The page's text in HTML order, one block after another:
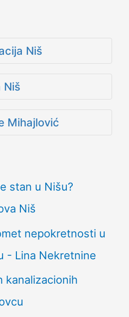
Niš
Niš
Mihajlović
stan u Nišu?
Niš
nepokretnosti u
- Lina Nekretnine
kanalizacionih